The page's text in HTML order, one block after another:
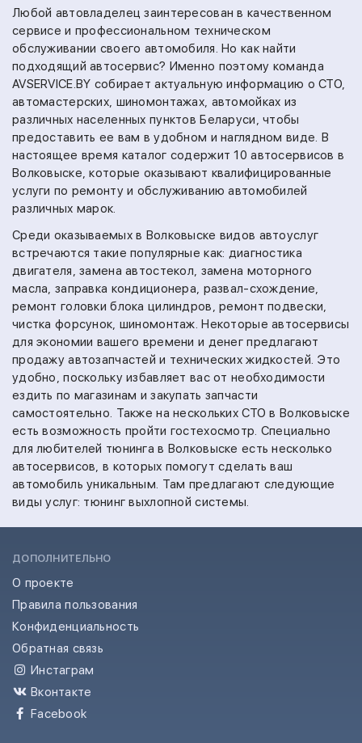
Любой автовладелец заинтересован в качественном
сервисе и профессиональном техническом
обслуживании своего автомобиля. Но как найти
подходящий автосервис? Именно поэтому команда
AVSERVICE.BY собирает актуальную информацию о СТО,
автомастерских, шиномонтажах, автомойках из
различных населенных пунктов Беларуси, чтобы
предоставить ее вам в удобном и наглядном виде. В
настоящее время каталог содержит 10 автосервисов в
Волковыске, которые оказывают квалифицированные
услуги по ремонту и обслуживанию автомобилей
различных марок.
Среди оказываемых в Волковыске видов автоуслуг
встречаются такие популярные как: диагностика
двигателя,замена автостекол, замена моторного
масла, заправка кондиционера, развал-схождение,
ремонт головки блока цилиндров,ремонт подвески,
чистка форсунок, шиномонтаж. Некоторые автосервисы
для экономии вашего времени и денег предлагают
продажу автозапчастей и технических жидкостей. Это
удобно, поскольку избавляет вас от необходимости
ездить по магазинам и закупать запчасти
самостоятельно. Также на нескольких СТО в Волковыске
есть возможность пройти гостехосмотр. Специально
для любителей тюнинга в Волковыске есть несколько
автосервисов, в которых помогут сделать ваш
автомобиль уникальным. Там предлагают следующие
виды услуг: тюнинг выхлопной системы.
ДОПОЛНИТЕЛЬНО
О проекте
Правила пользования
Конфиденциальность
Обратная связь
Инстаграм
Вконтакте
Facebook